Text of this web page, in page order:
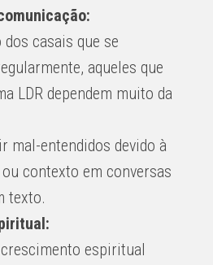
casais que se
aqueles que
LDR dependem muito da
mal-entendidos devido à
contexto em conversas
texto.
espiritual